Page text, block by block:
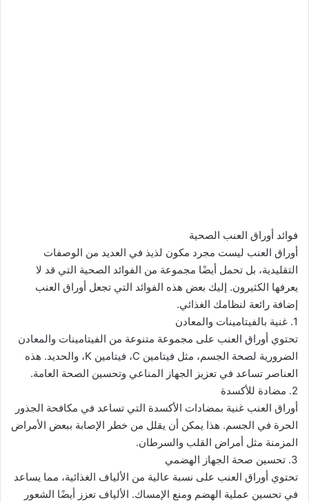
فوائد أوراق العنب الصحية
أوراق العنب ليست مجرد مكون لذيذ في العديد من الوصفات
التقليدية، بل تحمل أيضًا مجموعة من الفوائد الصحية التي قد لا
يعرفها الكثيرون. إليك بعض هذه الفوائد التي تجعل أوراق العنب
إضافة رائعة لنظامك الغذائي.
1. غنية بالفيتامينات والمعادن
تحتوي أوراق العنب على مجموعة متنوعة من الفيتامينات والمعادن
الضرورية لصحة الجسم، مثل فيتامين C، فيتامين K، والحديد. هذه
العناصر تساعد في تعزيز الجهاز المناعي وتحسين الصحة العامة.
2. مضادة للأكسدة
أوراق العنب غنية بمضادات الأكسدة التي تساعد في مكافحة الجذور
الحرة في الجسم. هذا يمكن أن يقلل من خطر الإصابة ببعض الأمراض
المزمنة مثل أمراض القلب والسرطان.
3. تحسين صحة الجهاز الهضمي
تحتوي أوراق العنب على نسبة عالية من الألياف الغذائية، مما يساعد
في تحسين عملية الهضم ومنع الإمساك. الألياف تعزز أيضًا الشعور